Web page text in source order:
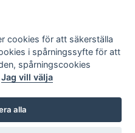
Sök
cookies för att säkerställa
i spårningssyfte för att
spårningscookies
Jag vill välja
alla